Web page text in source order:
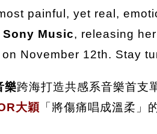
painful, yet real,
Sony Music, releasing
on November 12th. Stay
樂跨海打造共感系音樂首支
大穎 「將傷痛唱成溫柔」